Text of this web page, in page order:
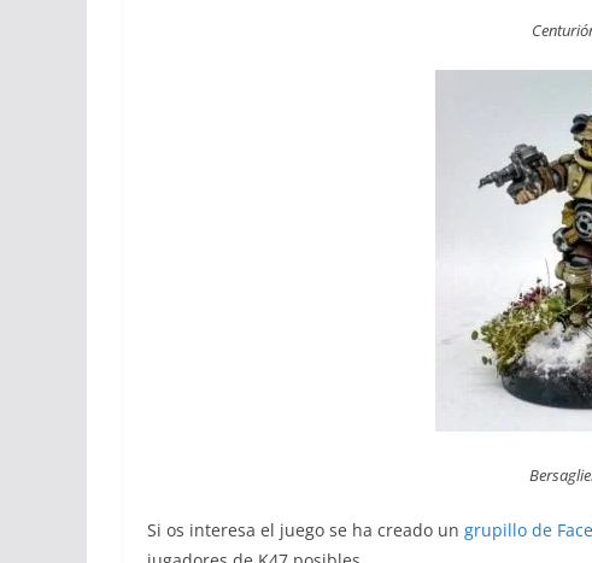
Si os interesa el juego se ha creado un grupillo de